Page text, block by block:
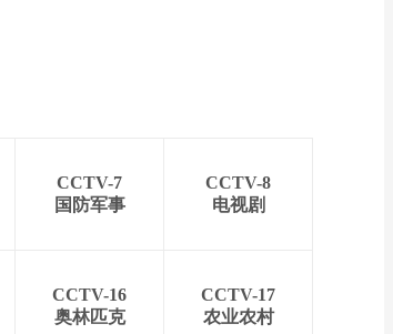
CCTV-7
国防军事
CCTV-8
电视剧
CCTV-16
奥林匹克
CCTV-17
农业农村